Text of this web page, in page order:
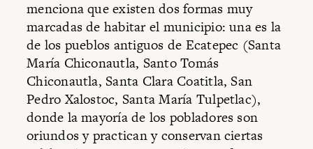
menciona que existen dos formas muy
marcadas de habitar el municipio: una es la
de los pueblos antiguos de Ecatepec (Santa
María Chiconautla, Santo Tomás
Chiconautla, Santa Clara Coatitla, San
Pedro Xalostoc, Santa María Tulpetlac),
donde la mayoría de los pobladores son
oriundos y practican y conservan ciertas